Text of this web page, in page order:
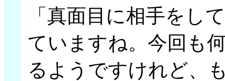
「真面目に相手をし
ていますね。今回も
るようですけれど、